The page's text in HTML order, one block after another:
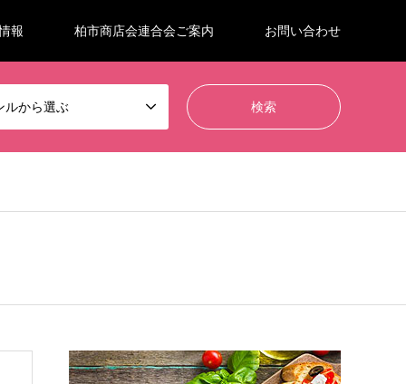
報 柏市商店会連合会ご案内 お問い合わせ
ルから選ぶ